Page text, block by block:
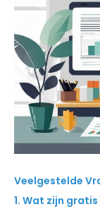
Veelgestelde
1. Wat zijn